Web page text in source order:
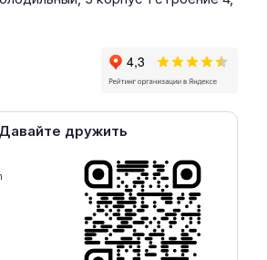
Давайте дружить